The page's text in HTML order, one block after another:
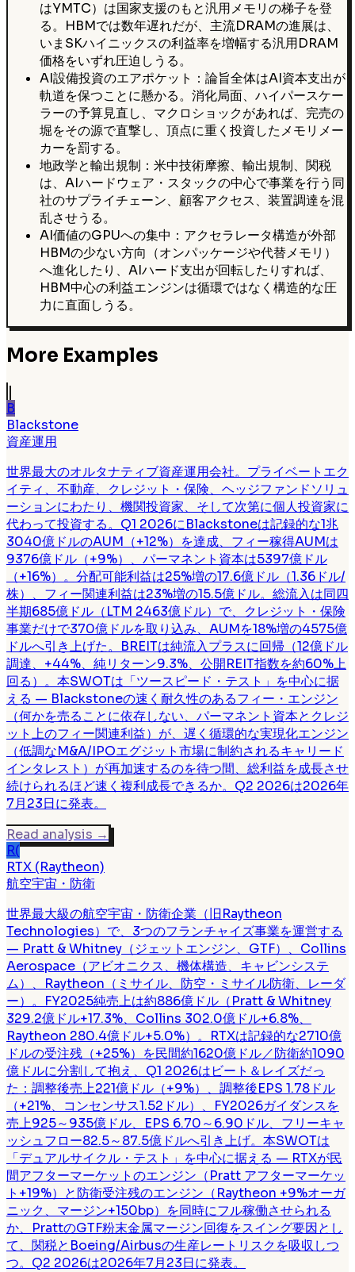
はYMTC）は国家支援のもと汎用メモリの梯子を登
る。HBMでは数年遅れだが、主流DRAMの進展は、
いまSKハイニックスの利益率を増幅する汎用DRAM
価格をいずれ圧迫しうる。
AI設備投資のエアポケット：論旨全体はAI資本支出が
軌道を保つことに懸かる。消化局面、ハイパースケー
ラーの予算見直し、マクロショックがあれば、完売の
堀をその源で直撃し、頂点に重く投資したメモリメー
カーを罰する。
地政学と輸出規制：米中技術摩擦、輸出規制、関税
は、AIハードウェア・スタックの中心で事業を行う同
社のサプライチェーン、顧客アクセス、装置調達を混
乱させうる。
AI価値のGPUへの集中：アクセラレータ構造が外部
HBMの少ない方向（オンパッケージや代替メモリ）
へ進化したり、AIハード支出が回転したりすれば、
HBM中心の利益エンジンは循環ではなく構造的な圧
力に直面しうる。
More Examples
B
Blackstone
資産運用
世界最大のオルタナティブ資産運用会社。プライベートエク
イティ、不動産、クレジット・保険、ヘッジファンドソリュ
ーションにわたり、機関投資家、そして次第に個人投資家に
代わって投資する。Q1 2026にBlackstoneは記録的な1兆
3040億ドルのAUM（+12%）を達成、フィー稼得AUMは
9376億ドル（+9%）、パーマネント資本は5397億ドル
（+16%）。分配可能利益は25%増の17.6億ドル（1.36ドル/
株）、フィー関連利益は23%増の15.5億ドル。総流入は同四
半期685億ドル（LTM 2463億ドル）で、クレジット・保険
事業だけで370億ドルを取り込み、AUMを18%増の4575億
ドルへ引き上げた。BREITは純流入プラスに回帰（12億ドル
調達、+44%、純リターン9.3%、公開REIT指数を約60%上
回る）。本SWOTは「ツースピード・テスト」を中心に据
える — Blackstoneの速く耐久性のあるフィー・エンジン
（何かを売ることに依存しない、パーマネント資本とクレジ
ット上のフィー関連利益）が、遅く循環的な実現化エンジン
（低調なM&A/IPOエグジット市場に制約されるキャリード
インタレスト）が再加速するのを待つ間、総利益を成長させ
続けられるほど速く複利成長できるか。Q2 2026は2026年
7月23日に発表。
Read analysis →
R(
RTX (Raytheon)
航空宇宙・防衛
世界最大級の航空宇宙・防衛企業（旧Raytheon
Technologies）で、3つのフランチャイズ事業を運営する
— Pratt & Whitney（ジェットエンジン、GTF）、Collins
Aerospace（アビオニクス、機体構造、キャビンシステ
ム）、Raytheon（ミサイル、防空・ミサイル防衛、レーダ
ー）。FY2025純売上は約886億ドル（Pratt & Whitney
329.2億ドル+17.3%、Collins 302.0億ドル+6.8%、
Raytheon 280.4億ドル+5.0%）。RTXは記録的な2710億
ドルの受注残（+25%）を民間約1620億ドル／防衛約1090
億ドルに分割して抱え、Q1 2026はビート＆レイズだっ
た：調整後売上221億ドル（+9%）、調整後EPS 1.78ドル
（+21%、コンセンサス1.52ドル）、FY2026ガイダンスを
売上925～935億ドル、EPS 6.70～6.90ドル、フリーキャ
ッシュフロー82.5～87.5億ドルへ引き上げ。本SWOTは
「デュアルサイクル・テスト」を中心に据える — RTXが民
間アフターマーケットのエンジン（Pratt アフターマーケッ
ト+19%）と防衛受注残のエンジン（Raytheon +9%オーガ
ニック、マージン+150bp）を同時にフル稼働させられる
か、PrattのGTF粉末金属マージン回復をスイング要因とし
て、関税とBoeing/Airbusの生産レートリスクを吸収しつ
つ。Q2 2026は2026年7月23日に発表。